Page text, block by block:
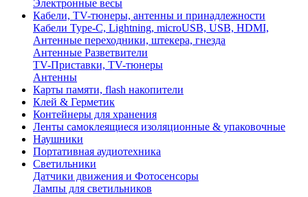
Электронные весы
Кабели, TV-тюнеры, антенны и принадлежности
Кабели Type-C, Lightning, microUSB, USB, HDMI,
Антенные переходники, штекера, гнезда
Антенные Разветвители
TV-Приставки, TV-тюнеры
Антенны
Карты памяти, flash накопители
Клей & Герметик
Контейнеры для хранения
Ленты самоклеящиеся изоляционные & упаковочные
Наушники
Портативная аудиотехника
Светильники
Датчики движения и Фотосенсоры
Лампы для светильников